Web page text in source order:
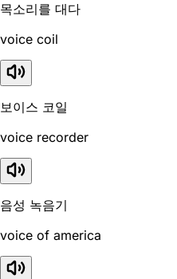
목소리를 대다
voice coil
보이스 코일
voice recorder
음성 녹음기
voice of america